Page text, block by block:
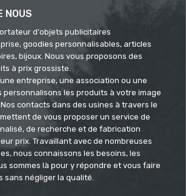
NOUS
d'objets publicitaires
goodies personnalisables, articles
bijoux. Nous vous proposons des
à prix grossiste.
entreprise, une association ou une
personnalisons les produits à votre image
contacts dans des usines à travers le
de vous proposer un service de
de recherche et de fabrication
prix. Travaillant avec de nombreuses
nous connaissons les besoins, les
sommes là pour y répondre et vous faire
sans négliger la qualité.